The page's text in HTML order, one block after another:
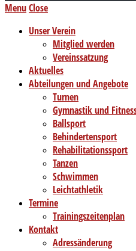
MenuClose
Unser Verein
Mitglied werden
Vereinssatzung
Aktuelles
Abteilungen und Angebote
Turnen
Gymnastik und
Ballsport
Behindertensport
Rehabilitationssport
Tanzen
Schwimmen
Leichtathletik
Termine
Trainingszeitenplan
Kontakt
Adressänderung